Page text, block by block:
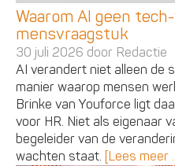
Waarom AI geen
mensvraagstuk
30 juli 2026 door Redactie
AI verandert niet alleen de
manier waarop mensen
Brinke van Youforce ligt
voor HR. Niet als eigenaar
begeleider van de
wachten staat. [Lees meer